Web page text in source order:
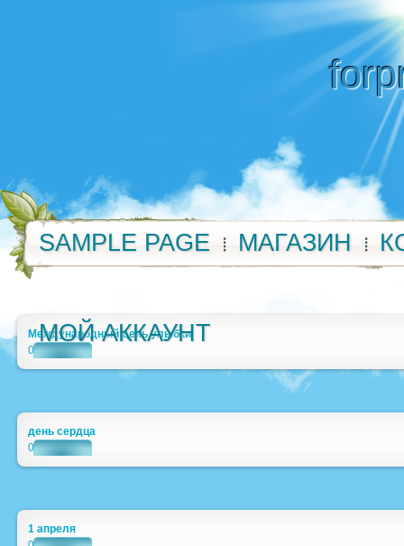
SAMPLE PAGE МАГАЗИН
МОЙ АККАУНТ
Международный день улыбки
0
день сердца
0
1 апреля